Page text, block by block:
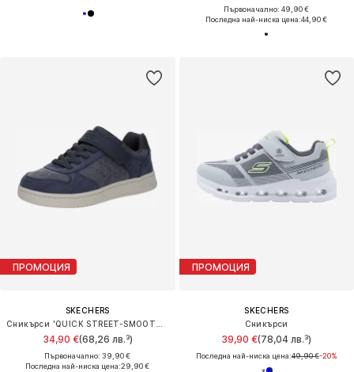
Първоначално: 49,90 €
Последна най-ниска цена:44,90 €
ПРОМОЦИЯ
SKECHERS
34,90 €(68,26 лв.³)
Първоначално: 39,90 €
Последна най-ниска цена:29,90 €
ПРОМОЦИЯ
SKECHERS
Сникърси
39,90 €(78,04 лв.³)
Последна най-ниска цена:49,90 €-20%